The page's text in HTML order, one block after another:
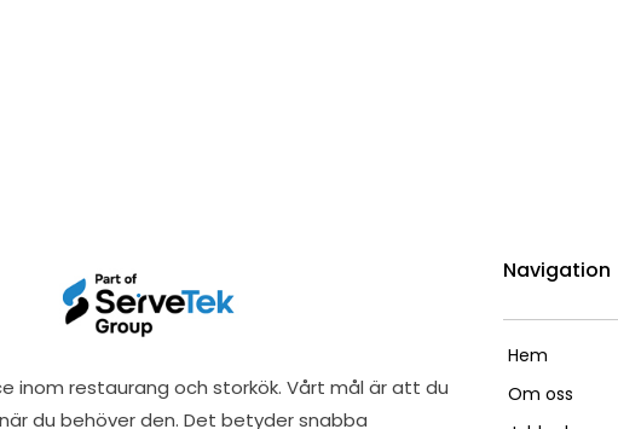
inom restaurang och storkök. Vårt mål är att du
du behöver den. Det betyder snabba
Navigation
Hem
Om oss